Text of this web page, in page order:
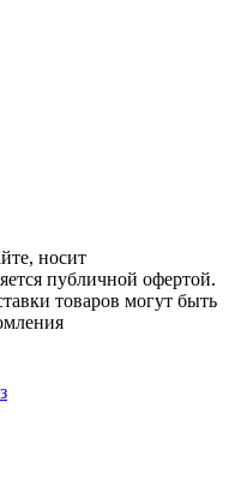
носит
публичной офертой.
товаров могут быть